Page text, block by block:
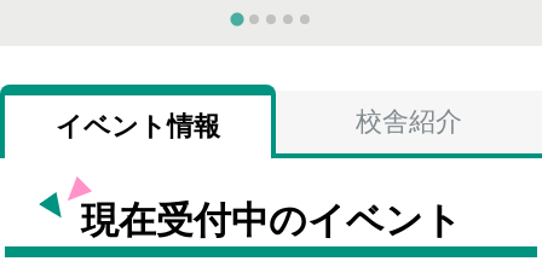
イベント情報 校舎紹介
現在受付中のイベント